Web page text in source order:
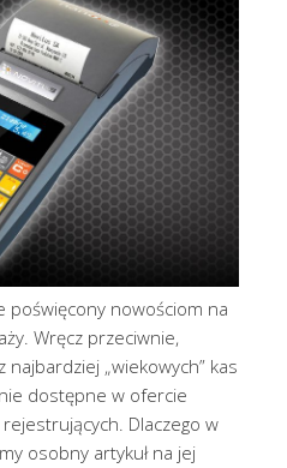
poświęcony nowościom na
Wręcz przeciwnie,
„wiekowych” kas
dostępne w ofercie
Dlaczego w
osobny artykuł na jej